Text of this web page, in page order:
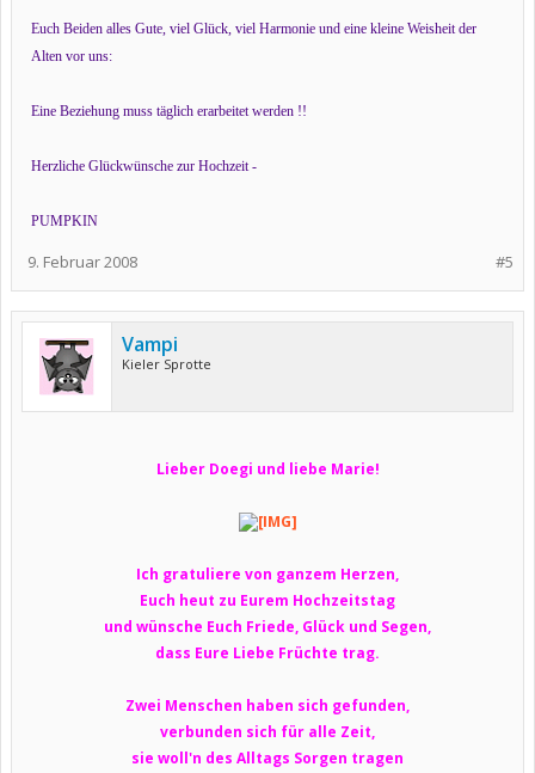
Euch Beiden alles Gute, viel Glück, viel Harmonie und eine kleine Weisheit der
Alten vor uns:
Eine Beziehung muss täglich erarbeitet werden !!
Herzliche Glückwünsche zur Hochzeit -
PUMPKIN
#5
9. Februar 2008
Vampi
Kieler Sprotte
Lieber Doegi und liebe Marie!
Ich gratuliere von ganzem Herzen,
Euch heut zu Eurem Hochzeitstag
und wünsche Euch Friede, Glück und Segen,
dass Eure Liebe Früchte trag.
Zwei Menschen haben sich gefunden,
verbunden sich für alle Zeit,
sie woll'n des Alltags Sorgen tragen